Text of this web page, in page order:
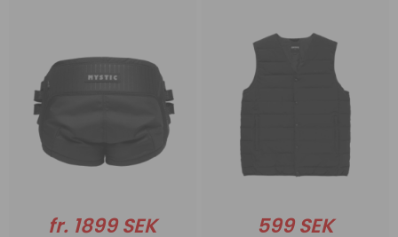
fr. 1899 SEK 599 SEK